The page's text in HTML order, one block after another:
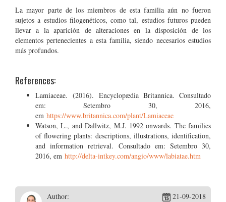
La mayor parte de los miembros de esta familia aún no fueron
sujetos a estudios filogenéticos, como tal, estudios futuros pueden
llevar a la aparición de alteraciones en la disposición de los
elementos pertenecientes a esta familia, siendo necesarios estudios
más profundos.
References:
Lamiaceae. (2016). Encyclopædia Britannica. Consultado
em: Setembro 30, 2016,
em https://www.britannica.com/plant/Lamiaceae
Watson, L., and Dallwitz, M.J. 1992 onwards. The families
of flowering plants: descriptions, illustrations, identification,
and information retrieval. Consultado em: Setembro 30,
2016, em http://delta-intkey.com/angio/www/labiatae.htm
Author: 21-09-2018